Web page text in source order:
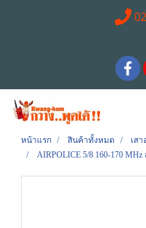
หน้าแรก สินค้าทั้งหมด เส
AIRPOLICE 5/8 160-170